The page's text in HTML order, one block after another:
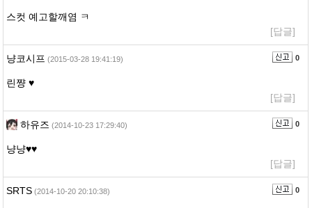
스컷 예고할깨염 ㅋ
[답글]
냥코시프 (2015-03-28 19:41:19) 0
린쨩 ♥
[답글]
하유즈 (2014-10-23 17:29:40) 0
냥냥♥♥
[답글]
SRTS (2014-10-20 20:10:38) 0